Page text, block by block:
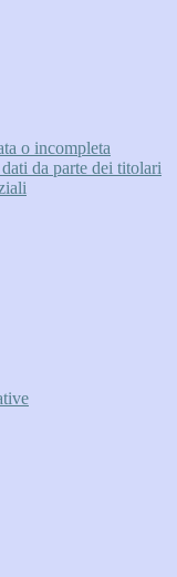
o incompleta
da parte dei titolari